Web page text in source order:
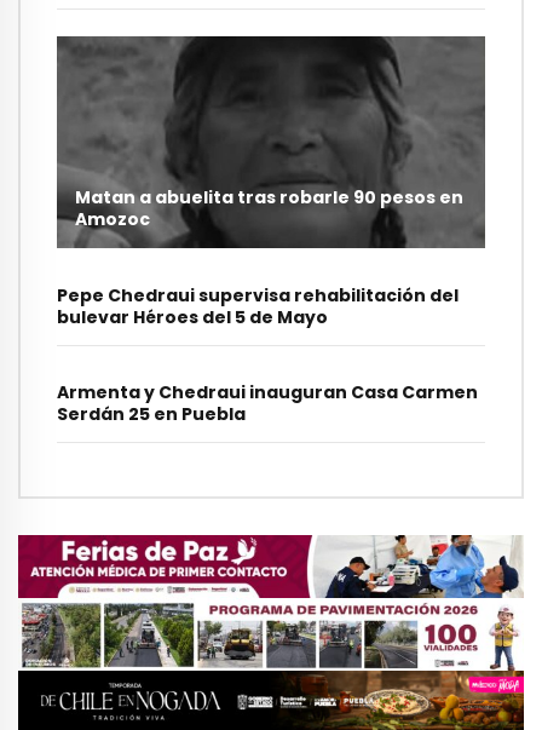
Matan a abuelita tras robarle 90 pesos en
Amozoc
Pepe Chedraui supervisa rehabilitación del
bulevar Héroes del 5 de Mayo
Armenta y Chedraui inauguran Casa Carmen
Serdán 25 en Puebla